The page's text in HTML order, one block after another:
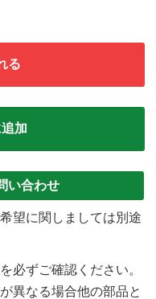
る
加
い合わせ
望に関しましては別途
必ずご確認ください。
異なる場合他の部品と